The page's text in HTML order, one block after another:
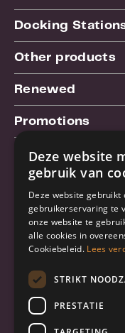
Docking
Other products
Renewed
Promotions
Our blog (NL)
Customer support
Order & Shipping
Warrantry & Repair
Cancellations &
About Truebase
Deze website
gebruik van
Deze website gebruikt
gebruikerservaring te
onze website te
alle cookies in
Cookiebeleid. Lees
STRIKT
PRESTATIE